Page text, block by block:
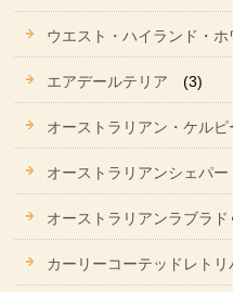
ウエスト・ハイランド・
エアデールテリア (3)
オーストラリアン・ケルピ
オーストラリアンシェパー
オーストラリアンラブラド
カーリーコーテッドレトリ